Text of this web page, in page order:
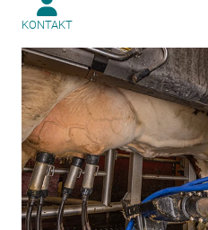
KONTAKT